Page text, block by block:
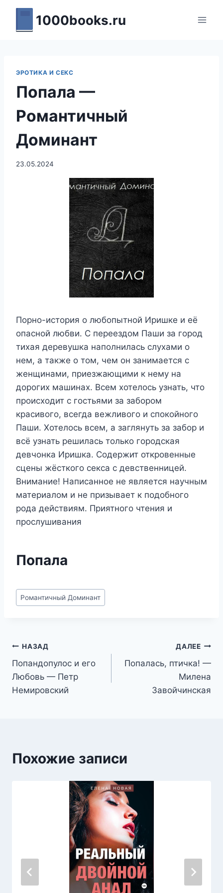
Перейти
содержимому
1000books.ru
ЭРОТИКА И СЕКС
Попала —
Романтичный
Доминант
23.05.2024
Порно-история о любопытной Иришке и её
опасной любви. С переездом Паши за город
тихая деревушка наполнилась слухами о
нем, а также о том, чем он занимается с
женщинами, приезжающими к нему на
дорогих машинах. Всем хотелось узнать, что
происходит с гостьями за забором
красивого, всегда вежливого и спокойного
Паши. Хотелось всем, а заглянуть за забор и
всё узнать решилась только городская
девчонка Иришка. Содержит откровенные
сцены жёсткого секса с девственницей.
Внимание! Написанное не является научным
материалом и не призывает к подобного
рода действиям. Приятного чтения и
прослушивания
Попала
Метки
записи:
Романтичный Доминант
Навигация
по
записям
НАЗАД
Попандопулос и его
Любовь — Петр
Немировский
ДАЛЕЕ
Попалась, птичка! —
Милена
Завойчинская
Похожие записи